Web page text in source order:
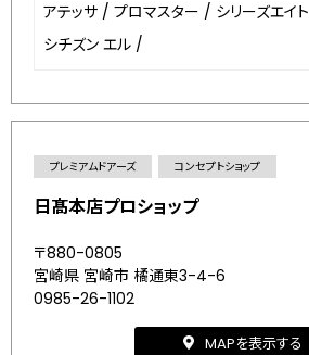
アテッサ / プロマスター / シリーズエイト
シチズン エル /
プレミアムドアーズ コンセプトショップ
日髙本店プロショップ
〒880-0805
宮崎県 宮崎市 橘通東3-4-6
0985-26-1102
MAPを表示する